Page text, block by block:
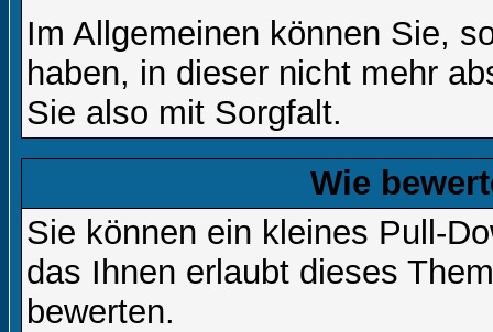
Im Allgemeinen können Sie,
haben, in dieser nicht mehr
Sie also mit Sorgfalt.
Wie
Sie können ein kleines Pull-
das Ihnen erlaubt dieses
bewerten.